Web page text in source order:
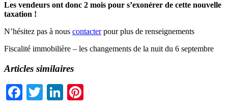
Les vendeurs ont donc 2 mois pour s’exonérer de cette nouvelle
taxation !
N’hésitez pas à nous contacterpour plus de renseignements
Fiscalité immobilière – les changements de la nuit du 6 septembre
Articles similaires
Facebook
TwitterLinkedIn